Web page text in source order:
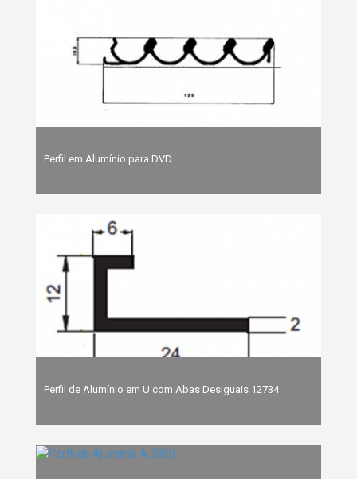
Perfil em Alumínio para DVD
Perfil de Alumínio em U com Abas Desiguais 12734